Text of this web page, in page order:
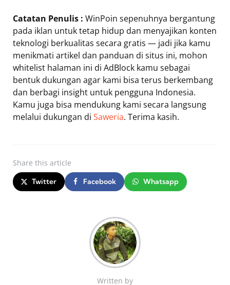
Catatan Penulis : WinPoin sepenuhnya bergantung
pada iklan untuk tetap hidup dan menyajikan konten
teknologi berkualitas secara gratis — jadi jika kamu
menikmati artikel dan panduan di situs ini, mohon
whitelist halaman ini di AdBlock kamu sebagai
bentuk dukungan agar kami bisa terus berkembang
dan berbagi insight untuk pengguna Indonesia.
Kamu juga bisa mendukung kami secara langsung
melalui dukungan di Saweria. Terima kasih.
Share this article
Twitter Facebook Whatsapp
Written by